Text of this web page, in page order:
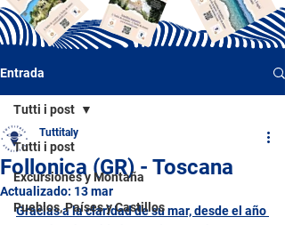
Entrada
Tutti i post
Excursiones y Montaña
Pueblos, Países y Castillos
Tutti i post
Follonica (GR) - Toscana
Tuttitaly
Actualizado: 13 mar
Gracias a la claridad de su mar, desde el año